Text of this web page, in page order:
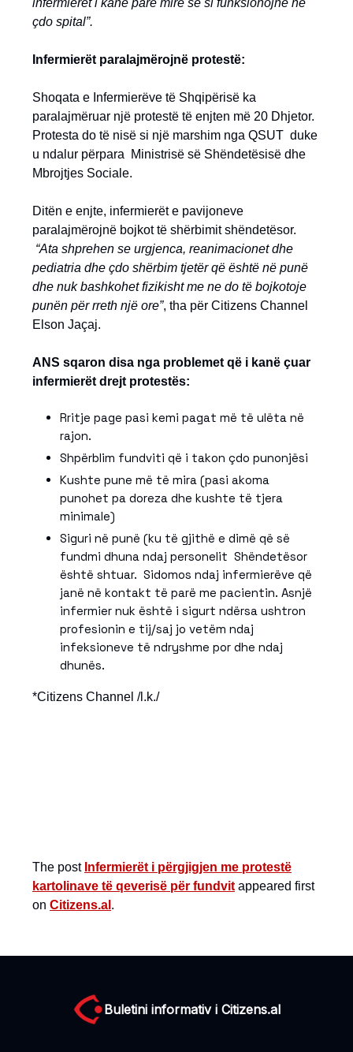
infermierët i kanë parë mirë se si funksionojnë në
çdo spital”.
Infermierët paralajmërojnë protestë:
Shoqata e Infermierëve të Shqipërisë ka
paralajmëruar një protestë të enjten më 20 Dhjetor.
Protesta do të nisë si një marshim nga QSUT duke
u ndalur përpara Ministrisë së Shëndetësisë dhe
Mbrojtjes Sociale.
Ditën e enjte, infermierët e pavijoneve
paralajmërojnë bojkot të shërbimit shëndetësor.
“Ata shprehen se urgjenca, reanimacionet dhe
pediatria dhe çdo shërbim tjetër që është në punë
dhe nuk bashkohet fizikisht me ne do të bojkotoje
punën për rreth një ore”, tha për Citizens Channel
Elson Jaçaj.
ANS sqaron disa nga problemet që i kanë çuar
infermierët drejt protestës:
Rritje page pasi kemi pagat më të ulëta në
rajon.
Shpërblim fundviti që i takon çdo punonjësi
Kushte pune më të mira (pasi akoma
punohet pa doreza dhe kushte të tjera
minimale)
Siguri në punë (ku të gjithë e dimë që së
fundmi dhuna ndaj personelit Shëndetësor
është shtuar. Sidomos ndaj infermierëve që
janë në kontakt të parë me pacientin. Asnjë
infermier nuk është i sigurt ndërsa ushtron
profesionin e tij/saj jo vetëm ndaj
infeksioneve të ndryshme por dhe ndaj
dhunës.
*Citizens Channel /l.k./
The post Infermierët i përgjigjen me protestë
kartolinave të qeverisë për fundvit appeared first
on Citizens.al .
Buletini informativ i Citizens.al